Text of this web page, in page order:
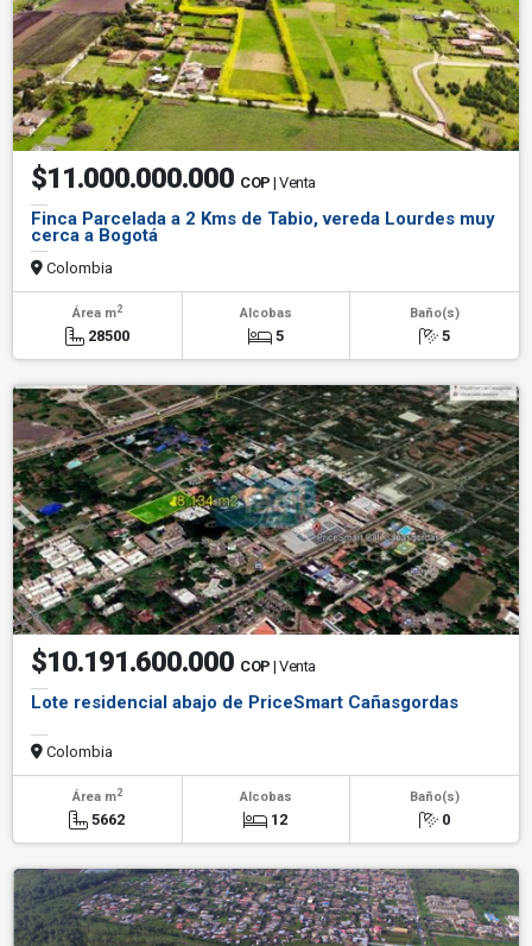
$11.000.000.000 COP | Venta
Finca Parcelada a 2 Kms de Tabio, vereda Lourdes muy
cerca a Bogotá
Colombia
Área m2
28500
Alcobas
5
Baño(s)
5
$10.191.600.000 COP | Venta
Lote residencial abajo de PriceSmart Cañasgordas
Colombia
Área m2
5662
Alcobas
12
Baño(s)
0